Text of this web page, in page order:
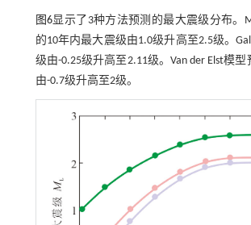
图6显示了3种方法预测的最大震级分布。
的10年内最大震级由1.0级升高至2.5级。
级由-0.25级升高至2.11级。Van der Elst模
由-0.7级升高至2级。